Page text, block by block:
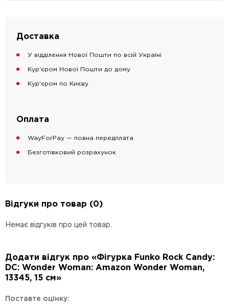
Доставка
У відділення Нової Пошти по всій Україні
Кур'єром Нової Пошти до дому
Кур'єром по Києву
Оплата
WayForPay — повна передплата
Безготівковий розрахунок
Відгуки про товар (0)
Немає відгуків про цей товар.
Додати відгук про «Фігурка Funko Rock Candy:
DC: Wonder Woman: Amazon Wonder Woman,
13345, 15 см»
Поставте оцінку: